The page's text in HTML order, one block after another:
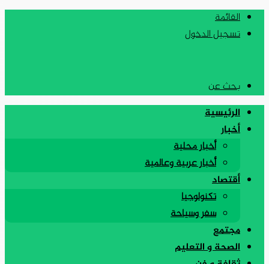
القائمة
تسجيل الدخول
بحث عن
الرئيسية
أخبار
أخبار محلية
أخبار عربية وعالمية
أقتصاد
تكنولوجيا
سفر وسياحة
مجتمع
الصحة و التعليم